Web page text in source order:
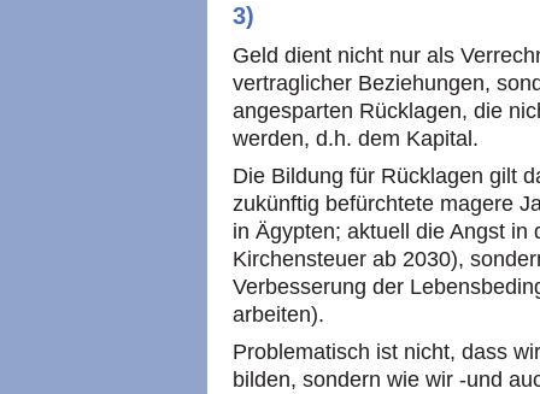
3)
Geld dient nicht nur als
vertraglicher Beziehungen,
angesparten Rücklagen, die
werden, d.h. dem Kapital.
Die Bildung für Rücklagen gilt
zukünftig befürchtete magere
in Ägypten; aktuell die Angst
Kirchensteuer ab 2030),
Verbesserung der
arbeiten).
Problematisch ist nicht, dass
bilden, sondern wie wir -und